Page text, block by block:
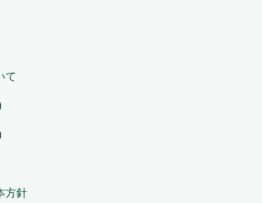
て
方針